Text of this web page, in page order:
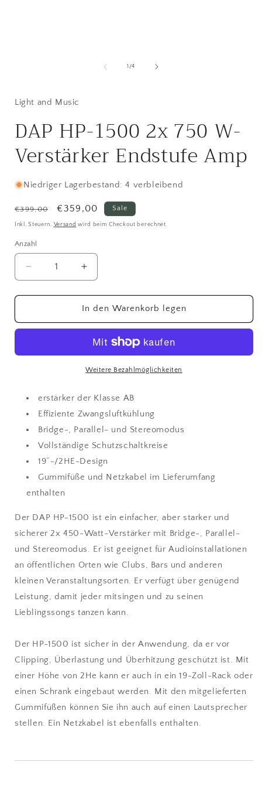
1/von
4
Light and Music
DAP HP-1500 2x 750 W-
Verstärker Endstufe Amp
Niedriger Lagerbestand: 4 verbleibend
Normaler
Preis
€399,00 Verkaufspreis
€359,00 Sale
Inkl. Steuern. Versand wird beim Checkout berechnet
Anzahl
Anzahl
Verringere
die
Menge
DAP
2x
Verstärker
Amp
Erhöhe
die
Menge
für
DAP
1500
2x
750
Verstärker
Amp
In den Warenkorb legen
Weitere Bezahlmöglichkeiten
erstärker der Klasse AB
Effiziente Zwangsluftkühlung
Bridge-, Parallel- und Stereomodus
Vollständige Schutzschaltkreise
19“-/2HE-Design
Gummifüße und Netzkabel im Lieferumfang
enthalten
Der DAP HP-1500 ist ein einfacher, aber starker und
sicherer 2x 450-Watt-Verstärker mit Bridge-, Parallel-
und Stereomodus. Er ist geeignet für Audioinstallationen
an öffentlichen Orten wie Clubs, Bars und anderen
kleinen Veranstaltungsorten. Er verfügt über genügend
Leistung, damit jeder mitsingen und zu seinen
Lieblingssongs tanzen kann.
Der HP-1500 ist sicher in der Anwendung, da er vor
Clipping, Überlastung und Überhitzung geschützt ist. Mit
einer Höhe von 2He kann er auch in ein 19-Zoll-Rack oder
einen Schrank eingebaut werden. Mit den mitgelieferten
Gummifüßen können Sie ihn auch auf einen Lautsprecher
stellen. Ein Netzkabel ist ebenfalls enthalten.